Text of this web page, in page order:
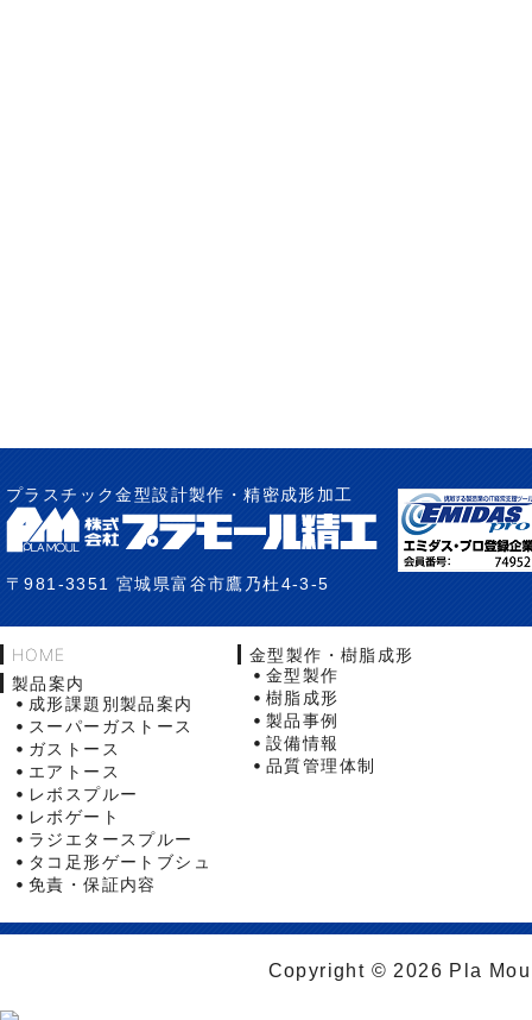
プラスチック金型設計製作・精密成形加工
〒981-3351 宮城県富谷市鷹乃杜4-3-5
HOME
製品案内
成形課題別製品案内
スーパーガストース
ガストース
エアトース
レボスプルー
レボゲート
ラジエタースプルー
タコ足形ゲートブシュ
免責・保証内容
金型製作・樹脂成形
金型製作
樹脂成形
製品事例
設備情報
品質管理体制
Copyright © 2026 Pla